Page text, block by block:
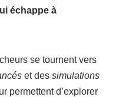
échappe à
se tournent vers
et des simulations
permettent d’explorer